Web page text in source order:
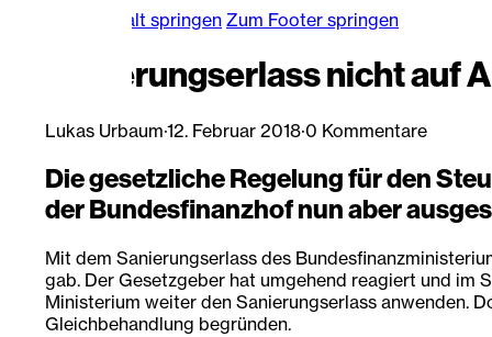
Zum Hauptinhalt springen Zum Footer springen
Sanierungserlass nicht auf
Lukas Urbaum·12. Februar 2018·0 Kommentare
Die gesetzliche Regelung für den
der Bundesfinanzhof nun aber
Mit dem Sanierungserlass des
gab. Der Gesetzgeber hat umgehend reagiert und im
Ministerium weiter den Sanierungserlass anwenden.
Gleichbehandlung begründen.